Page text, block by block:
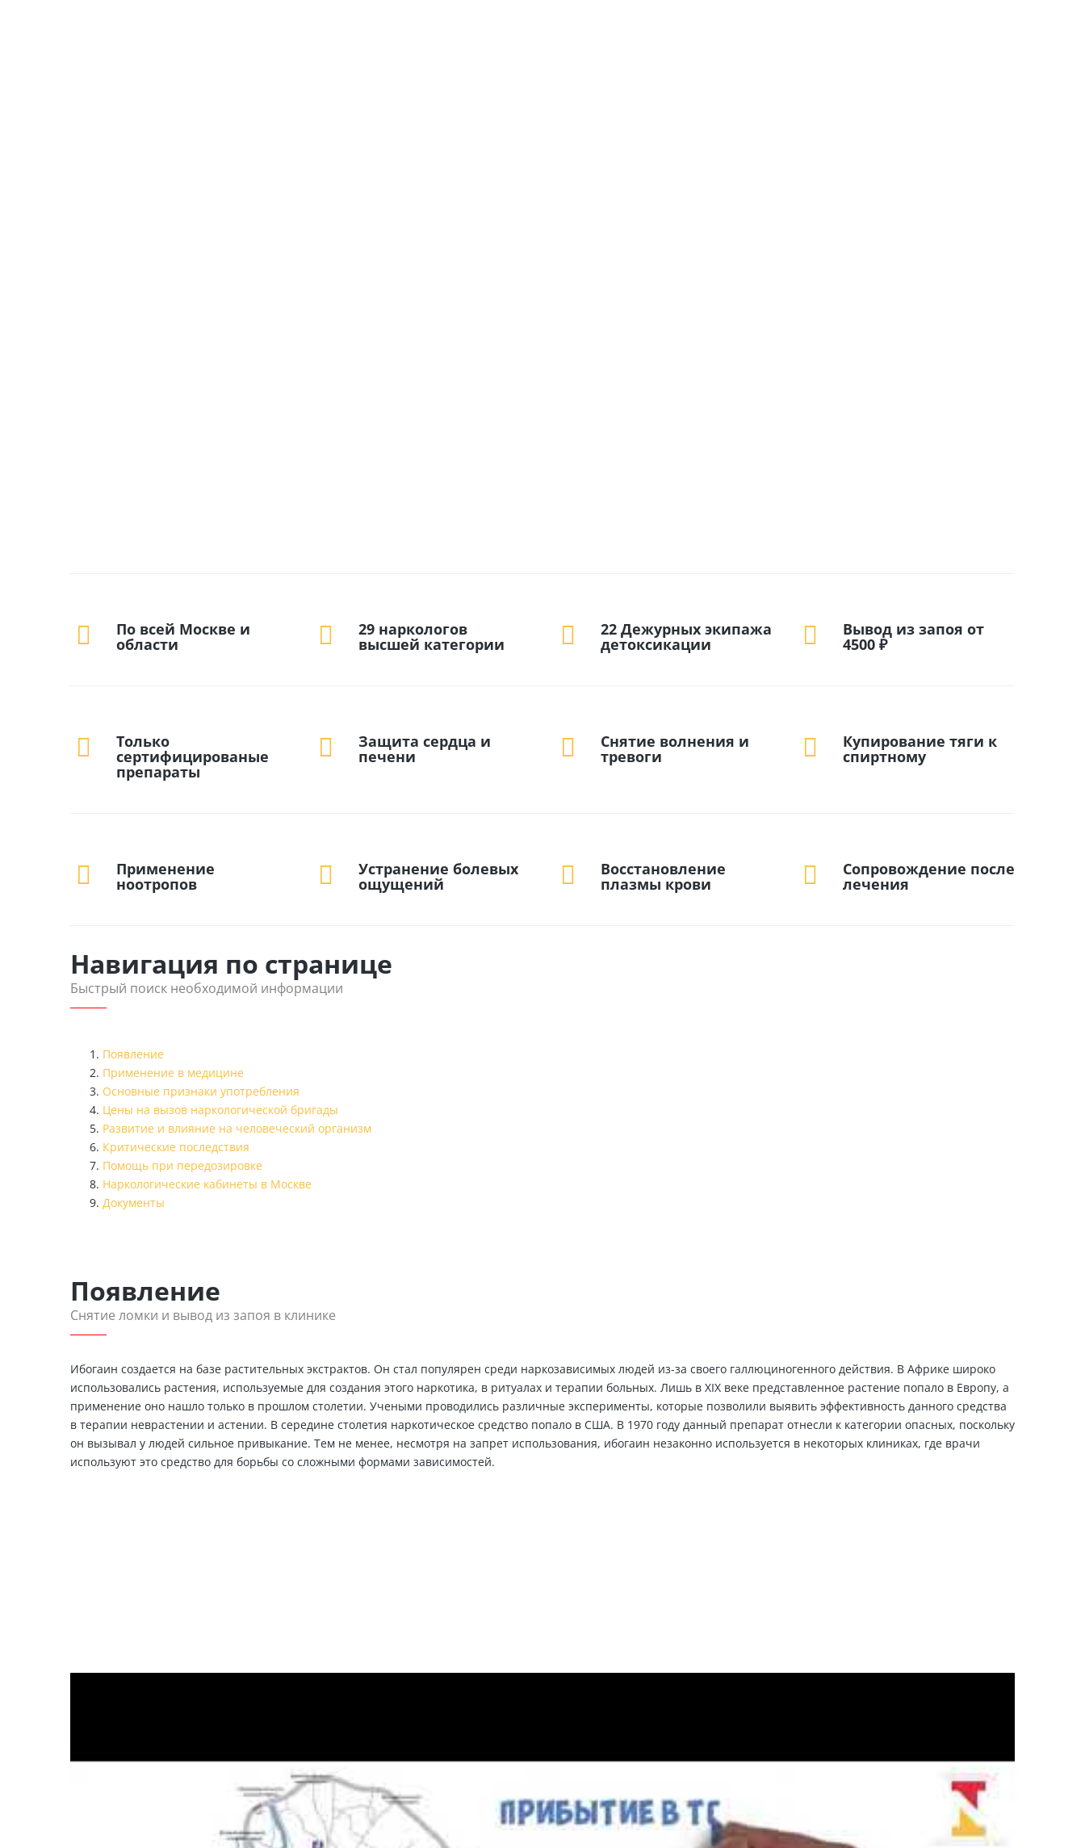
По всей Москве и
области
29 наркологов
высшей категории
22 Дежурных экипажа
детоксикации
Вывод из запоя от
4500 ₽
Только
сертифицированые
препараты
Защита сердца и
печени
Снятие волнения и
тревоги
Купирование тяги к
спиртному
Применение
ноотропов
Устранение болевых
ощущений
Восстановление
плазмы крови
Сопровождение после
лечения
Навигация по странице
Быстрый поиск необходимой информации
Появление
Применение в медицине
Основные признаки употребления
Цены на вызов наркологической бригады
Развитие и влияние на человеческий организм
Критические последствия
Помощь при передозировке
Наркологические кабинеты в Москве
Документы
Появление
Снятие ломки и вывод из запоя в клинике
Ибогаин создается на базе растительных экстрактов. Он стал популярен среди наркозависимых людей из-за своего галлюциногенного действия. В Африке широко
использовались растения, используемые для создания этого наркотика, в ритуалах и терапии больных. Лишь в XIX веке представленное растение попало в Европу, а
применение оно нашло только в прошлом столетии. Учеными проводились различные эксперименты, которые позволили выявить эффективность данного средства
в терапии неврастении и астении. В середине столетия наркотическое средство попало в США. В 1970 году данный препарат отнесли к категории опасных, поскольку
он вызывал у людей сильное привыкание. Тем не менее, несмотря на запрет использования, ибогаин незаконно используется в некоторых клиниках, где врачи
используют это средство для борьбы со сложными формами зависимостей.